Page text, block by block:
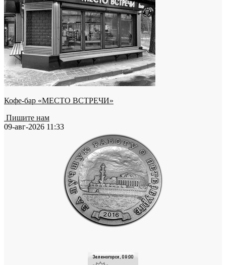
Кофе-бар «МЕСТО ВСТРЕЧИ»
Пишите нам
09-авг-2026 11:33